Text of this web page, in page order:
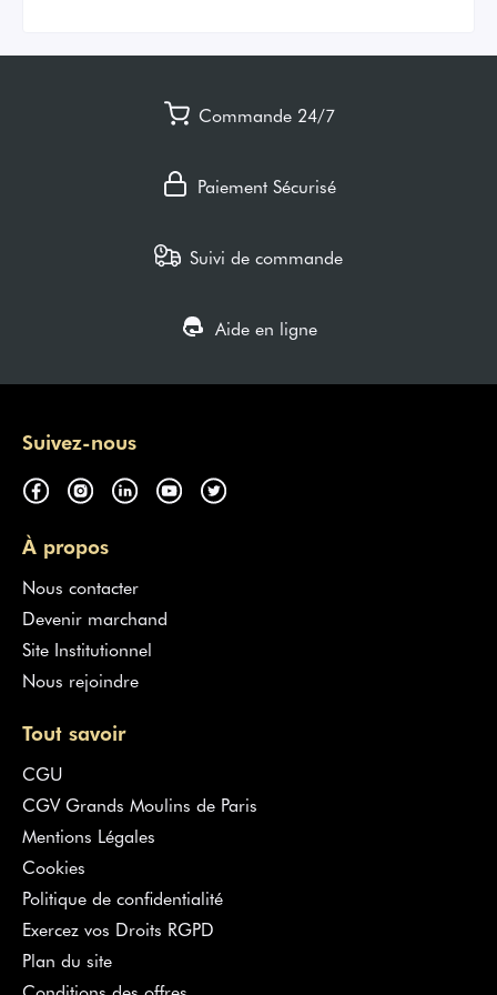
Commande 24/7
Paiement Sécurisé
Suivi de commande
Aide en ligne
Suivez-nous
À propos
Nous contacter
Devenir marchand
Site Institutionnel
Nous rejoindre
Tout savoir
CGU
CGV Grands Moulins de Paris
Mentions Légales
Cookies
Politique de confidentialité
Exercez vos Droits RGPD
Plan du site